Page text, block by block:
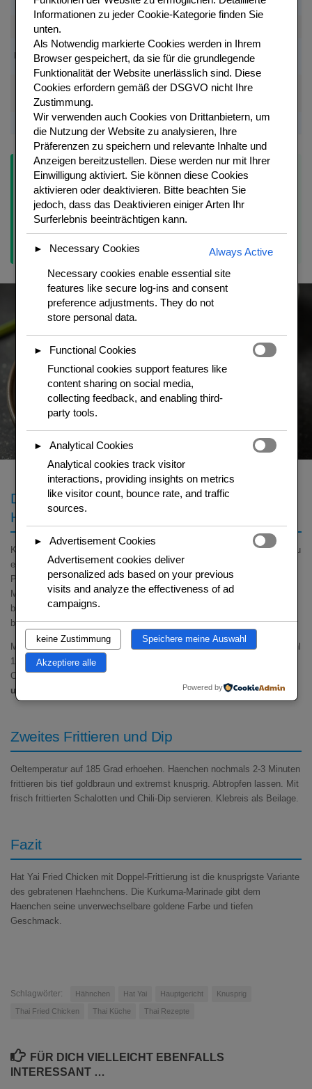
Kurkuma-Pulver 1 TL Gemahlen Fuer Goldfarbe
Knoblauch
Korianderwurzeln 3 Stueck Grob gehackt
Oder
Koriandersamen
Reisstarkemehl 100 g Fuer Panade
Knuspriger als
Schalotten frittiert 50 g Fertig gekauft Topping Pflicht
Tipp: Doppelt frittieren fuer maximale Knusprigkeit:
Frittieren: 165 Grad, 8-10 Minuten bis durchgegart.
Herausnehmen, 5 Minuten ruhen lassen. Zweites Frittieren: 185
Grad, 2-3 Minuten bis die Haut extremst knusprig und tief
goldbraun ist. Das Prinzip kommt aus der japanischen Karaage-
Technik und macht den Unterschied.
Die Marinade – Geschmack geht durch die
Haut
Knoblauch, Korianderwurzeln, Kurkuma, Pfeffer und Salz im Moerser zu
einer Paste zerstossen. Mit Fischsauce, Sojasauce und etwas
Palmzucker vermengen. Haenchen-Teile einige Male tief einritzen und
Marinade einmassieren.Mindestens 4 Stunden marinieren
besten ueber Nacht im Kuehlschrank. Die Marinade macht das Fleisch
beim Braten saftig.
Mariniertes Haenchen in Reisstaerkemehl (gemischt mit normalem Mehl
1:1) wenden – gut andruecken. Ueberschuss abklopfen. Zum Frittieren
Oel auf 165 Grad erhitzen. Haenchen portionsweise einlegen,
ueberfullen
. 8-10 Minuten bis durchgegart.
Zweites Frittieren und Dip
Oeltemperatur auf 185 Grad erhoehen. Haenchen nochmals 2-3 Minuten
frittieren bis tief goldbraun und extremst knusprig. Abtropfen lassen. Mit
frisch frittierten Schalotten und Chili-Dip servieren. Klebreis als Beilage.
Fazit
Hat Yai Fried Chicken mit Doppel-Frittierung ist die knusprigste Variante
des gebratenen Haehnchens. Die Kurkuma-Marinade gibt dem
Haenchen seine unverwechselbare goldene Farbe und tiefen
Geschmack.
Schlagwörter: Hähnchen Hat Yai Hauptgericht Knusprig
Thai Fried Chicken Thai Küche Thai Rezepte
FÜR DICH VIELLEICHT EBENFALLS
INTERESSANT …
Informationen zu jeder Cookie-Kategorie finden Sie
unten.
Als Notwendig markierte Cookies werden in Ihrem
Browser gespeichert, da sie für die grundlegende
Funktionalität der Website unerlässlich sind. Diese
Cookies erfordern gemäß der DSGVO nicht Ihre
Zustimmung.
Wir verwenden auch Cookies von Drittanbietern, um
die Nutzung der Website zu analysieren, Ihre
Präferenzen zu speichern und relevante Inhalte und
Anzeigen bereitzustellen. Diese werden nur mit Ihrer
Einwilligung aktiviert. Sie können diese Cookies
aktivieren oder deaktivieren. Bitte beachten Sie
jedoch, dass das Deaktivieren einiger Arten Ihr
Surferlebnis beeinträchtigen kann.
► Necessary Cookies
Always Active
Necessary cookies enable essential site
features like secure log-ins and consent
preference adjustments. They do not
store personal data.
►
Functional Cookies
Functional cookies support features like
content sharing on social media,
collecting feedback, and enabling third-
party tools.
►
Analytical Cookies
Analytical cookies track visitor
interactions, providing insights on metrics
like visitor count, bounce rate, and traffic
sources.
►
Advertisement Cookies
Advertisement cookies deliver
personalized ads based on your previous
visits and analyze the effectiveness of ad
campaigns.
keine Zustimmung Speichere meine Auswahl
Akzeptiere alle
Powered by